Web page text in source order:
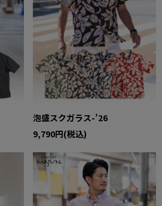
泡盛スクガラス-’26
9,790円(税込)